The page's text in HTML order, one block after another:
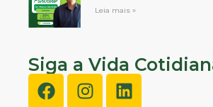
Leia mais »
Siga a Vida